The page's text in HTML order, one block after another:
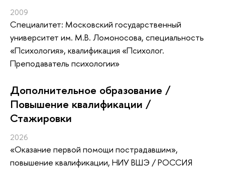
2009
Специалитет: Московский государственный
университет им. М.В. Ломоносова, специальность
«Психология», квалификация «Психолог.
Преподаватель психологии»
Дополнительное образование /
Повышение квалификации /
Стажировки
2026
«Оказание первой помощи пострадавшим»,
повышение квалификации, НИУ ВШЭ / РОССИЯ